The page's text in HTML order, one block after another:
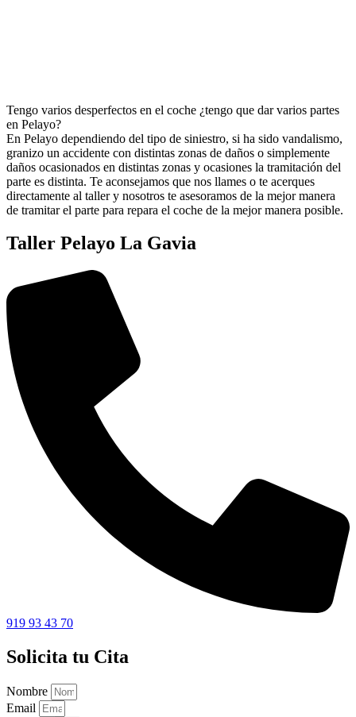
Tengo varios desperfectos en el coche ¿tengo que dar varios partes
en Pelayo?
En Pelayo dependiendo del tipo de siniestro, si ha sido vandalismo,
granizo un accidente con distintas zonas de daños o simplemente
daños ocasionados en distintas zonas y ocasiones la tramitación del
parte es distinta. Te aconsejamos que nos llames o te acerques
directamente al taller y nosotros te asesoramos de la mejor manera
de tramitar el parte para repara el coche de la mejor manera posible.
Taller Pelayo La Gavia
919 93 43 70
Solicita tu Cita
Nombre
Email